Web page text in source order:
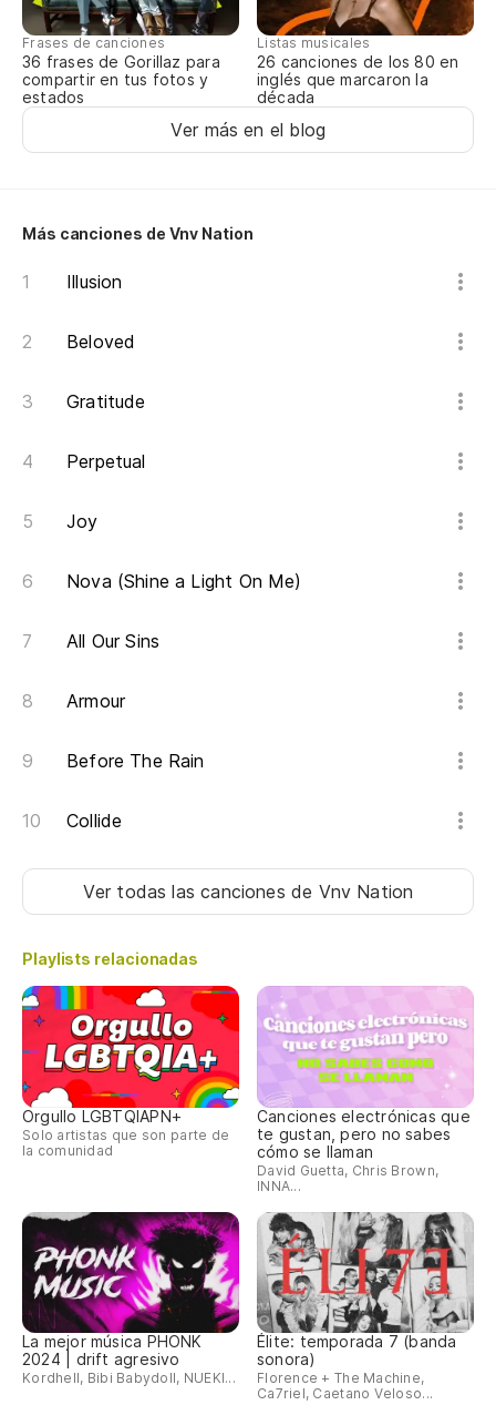
Frases de canciones
36 frases de Gorillaz para
compartir en tus fotos y
estados
Listas musicales
26 canciones de los 80 en
inglés que marcaron la
década
Ver más en el blog
Más canciones de Vnv Nation
Illusion
Beloved
Gratitude
Perpetual
Joy
Nova (Shine a Light On Me)
All Our Sins
Armour
Before The Rain
Collide
Ver todas las canciones de Vnv Nation
Playlists relacionadas
Orgullo LGBTQIAPN+
Solo artistas que son parte de
la comunidad
Canciones electrónicas que
te gustan, pero no sabes
cómo se llaman
David Guetta, Chris Brown,
INNA...
La mejor música PHONK
2024 | drift agresivo
Kordhell, Bibi Babydoll, NUEKI...
Élite: temporada 7 (banda
sonora)
Florence + The Machine,
Ca7riel, Caetano Veloso...